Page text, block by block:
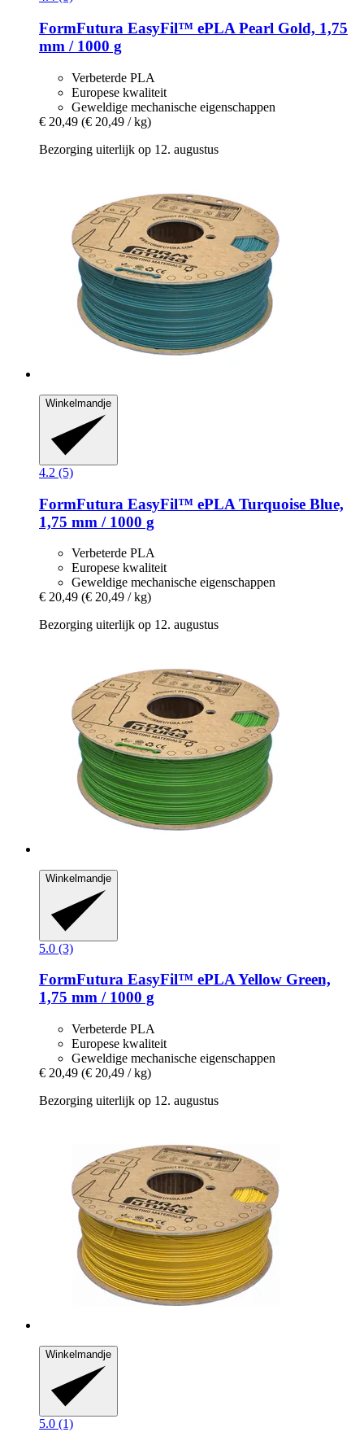
FormFutura EasyFil™ ePLA Pearl Gold, 1,75
mm / 1000 g
Verbeterde PLA
Europese kwaliteit
Geweldige mechanische eigenschappen
€ 20,49 (€ 20,49 / kg)
Bezorging uiterlijk op 12. augustus
Winkelmandje
4.2 (5)
FormFutura EasyFil™ ePLA Turquoise Blue,
1,75 mm / 1000 g
Verbeterde PLA
Europese kwaliteit
Geweldige mechanische eigenschappen
€ 20,49 (€ 20,49 / kg)
Bezorging uiterlijk op 12. augustus
Winkelmandje
5.0 (3)
FormFutura EasyFil™ ePLA Yellow Green,
1,75 mm / 1000 g
Verbeterde PLA
Europese kwaliteit
Geweldige mechanische eigenschappen
€ 20,49 (€ 20,49 / kg)
Bezorging uiterlijk op 12. augustus
Winkelmandje
5.0 (1)